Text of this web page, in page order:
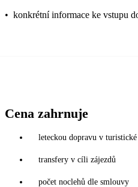
• konkrétní informace ke vstupu
Cena zahrnuje
leteckou dopravu v
transfery v cíli zájezdů
počet noclehů dle smlouvy